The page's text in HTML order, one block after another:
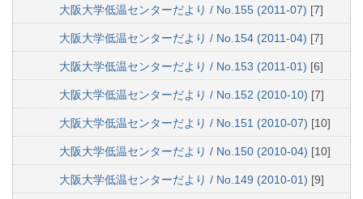
大阪大学低温センターだより / No.155 (2011-07) [7]
大阪大学低温センターだより / No.154 (2011-04) [7]
大阪大学低温センターだより / No.153 (2011-01) [6]
大阪大学低温センターだより / No.152 (2010-10) [7]
大阪大学低温センターだより / No.151 (2010-07) [10]
大阪大学低温センターだより / No.150 (2010-04) [10]
大阪大学低温センターだより / No.149 (2010-01) [9]